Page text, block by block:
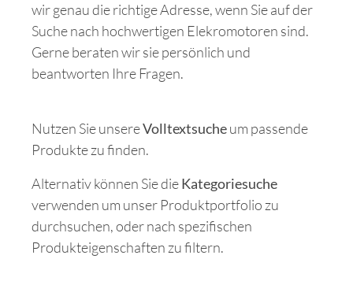
wir genau die richtige Adresse, wenn Sie auf der
Suche nach hochwertigen Elekromotoren sind.
Gerne beraten wir sie persönlich und
beantworten Ihre Fragen.
Nutzen Sie unsereVolltextsucheum passende
Produkte zu finden.
Alternativ können Sie dieKategorie­suche
verwenden um unser Produktportfolio zu
durchsuchen, oder nach spezifischen
Produkteigenschaften zu filtern.